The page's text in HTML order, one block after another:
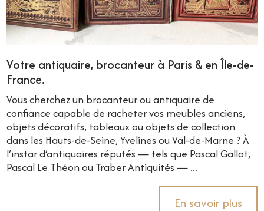
Votre antiquaire, brocanteur à Paris & en Île-de-
France.
Vous cherchez un brocanteur ou antiquaire de
confiance capable de racheter vos meubles anciens,
objets décoratifs, tableaux ou objets de collection
dans les Hauts-de-Seine, Yvelines ou Val-de-Marne ? À
l’instar d’antiquaires réputés — tels que Pascal Gallot,
Pascal Le Théon ou Traber Antiquités — ...
En savoir plus